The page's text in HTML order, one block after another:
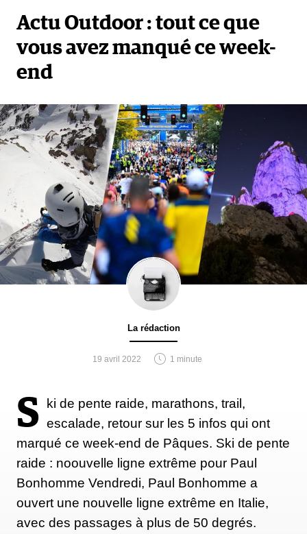
Actu Outdoor : tout ce que
vous avez manqué ce week-
end
La rédaction
19 avril 2022 1 minute
S ki de pente raide, marathons, trail,
escalade, retour sur les 5 infos qui ont
marqué ce week-end de Pâques. Ski de pente
raide : noouvelle ligne extrême pour Paul
Bonhomme Vendredi, Paul Bonhomme a
ouvert une nouvelle ligne extrême en Italie,
avec des passages à plus de 50 degrés.